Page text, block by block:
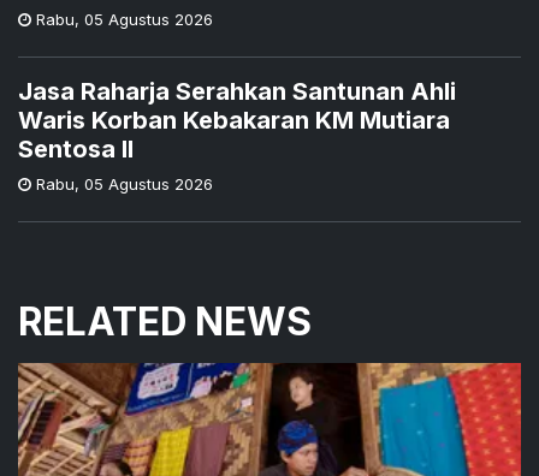
Rabu, 05 Agustus 2026
Jasa Raharja Serahkan Santunan Ahli
Waris Korban Kebakaran KM Mutiara
Sentosa II
Rabu, 05 Agustus 2026
RELATED NEWS